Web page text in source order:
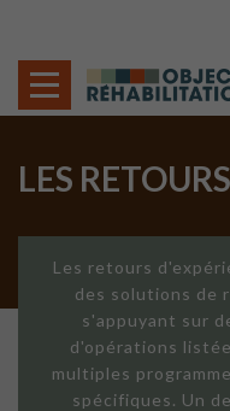
LES
Les retours
des solutions de
s'appuyant sur
d'opérations
multiples
spécifiques. Un